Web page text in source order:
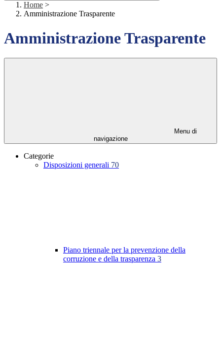
Home >
Amministrazione Trasparente
Amministrazione Trasparente
Menu di
navigazione
Categorie
Disposizioni generali 70
Piano triennale per la prevenzione della
corruzione e della trasparenza 3